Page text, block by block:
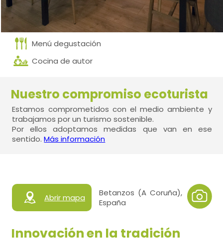
Menú degustación
Cocina de autor
Nuestro compromiso ecoturista
Estamos comprometidos con el medio ambiente y
trabajamos por un turismo sostenible.
Por ellos adoptamos medidas que van en ese
sentido.Más información
Abrir mapa
Betanzos (A Coruña),
España
Innovación en la tradición